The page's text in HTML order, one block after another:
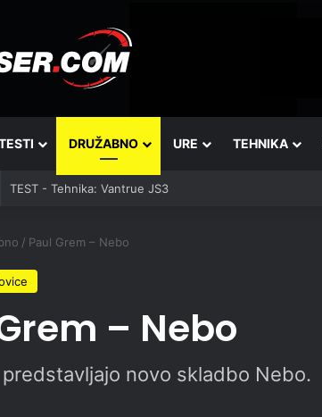
DRUŽABNO URE TEHNIKA
TEST - Tehnika: Vantrue JS3
/ Paul Grem – Nebo
– Nebo
predstavljajo novo skladbo Nebo.